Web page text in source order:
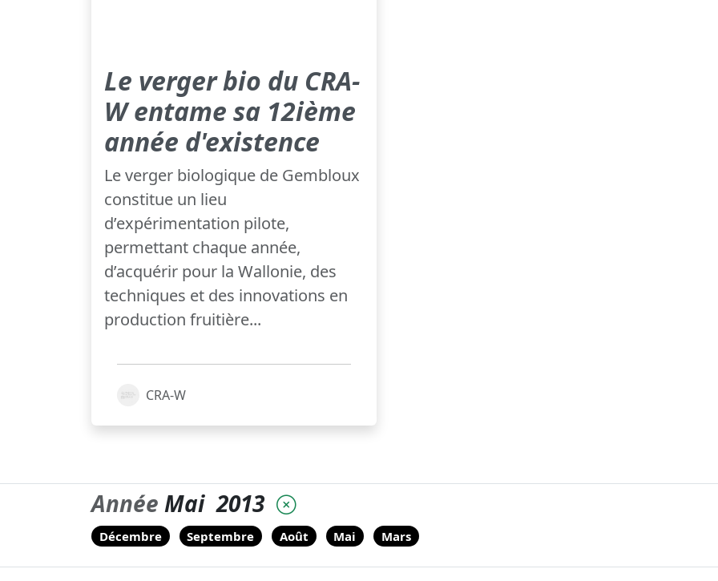
Le verger bio du CRA-
W entame sa 12ième
année d'existence
Le verger biologique de Gembloux
constitue un lieu
d’expérimentation pilote,
permettant chaque année,
d’acquérir pour la Wallonie, des
techniques et des innovations en
production fruitière...
CRA-W
Année Mai 2013
Décembre Septembre Août Mai Mars